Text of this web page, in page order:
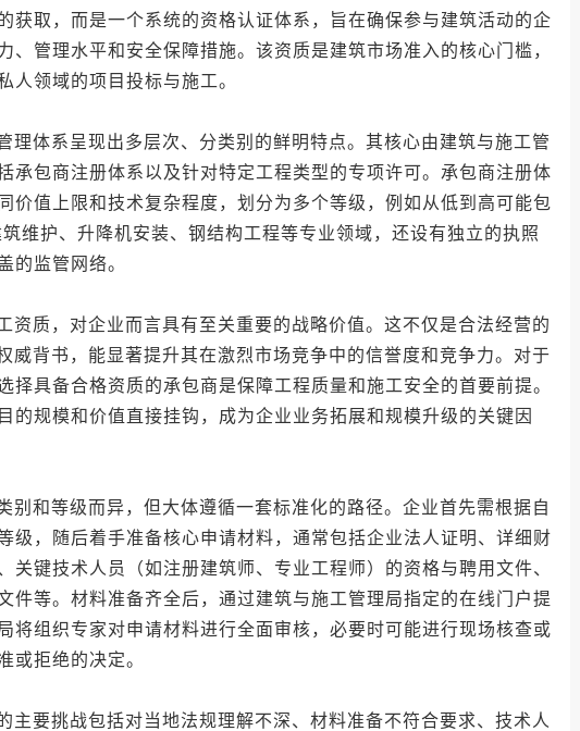
获取，而是一个系统的资格认证体系，旨在确保参与建筑活动的企
、管理水平和安全保障措施。该资质是建筑市场准入的核心门槛，
人领域的项目投标与施工。
体系呈现出多层次、分类别的鲜明特点。其核心由建筑与施工管
承包商注册体系以及针对特定工程类型的专项许可。承包商注册体
价值上限和技术复杂程度，划分为多个等级，例如从低到高可能包
维护、升降机安装、钢结构工程等专业领域，还设有独立的执照
的监管网络。
质，对企业而言具有至关重要的战略价值。这不仅是合法经营的
威背书，能显著提升其在激烈市场竞争中的信誉度和竞争力。对于
择具备合格资质的承包商是保障工程质量和施工安全的首要前提。
的规模和价值直接挂钩，成为企业业务拓展和规模升级的关键因
和等级而异，但大体遵循一套标准化的路径。企业首先需根据自
级，随后着手准备核心申请材料，通常包括企业法人证明、详细财
关键技术人员（如注册建筑师、专业工程师）的资格与聘用文件、
件等。材料准备齐全后，通过建筑与施工管理局指定的在线门户提
将组织专家对申请材料进行全面审核，必要时可能进行现场核查或
或拒绝的决定。
要挑战包括对当地法规理解不深、材料准备不符合要求、技术人